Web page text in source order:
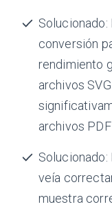
conversión
rendimiento
archivos
archivos
veía
muestra